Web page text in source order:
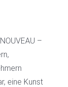
–
eine Kunst